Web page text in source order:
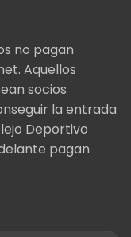
no pagan
Aquellos
socios
la entrada
Deportivo
pagan